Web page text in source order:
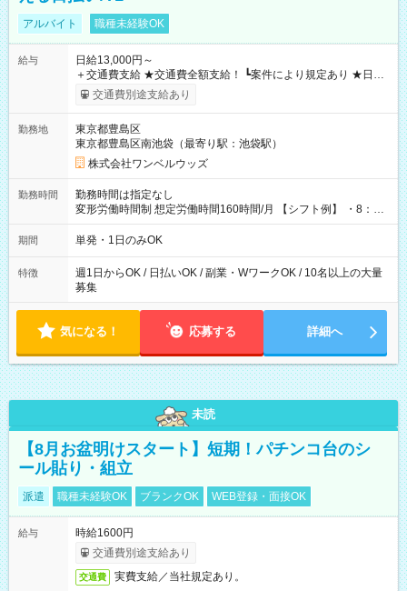
アルバイト 職種未経験OK
給与
日給13,000円～
＋交通費支給 ★交通費全額支給！ ┗案件により規定あり ★日払
いOK！（規定あり） ┗働いたその日に現金GET♪ お仕事後はコ
ンビニATMから 日払い分を引き落とせます！ 【試用期間】試
交通費別途支給あり
勤務地
東京都豊島区
東京都豊島区南池袋（最寄り駅：池袋駅）
株式会社ワンベルウッズ
勤務時間
勤務時間は指定なし
変形労働時間制 想定労働時間160時間/月 【シフト例】 ・8：00
～21：00
期間 単発・1日のみOK
特徴
週1日からOK / 日払いOK / 副業・WワークOK / 10名以上の大量
募集
気になる！ 応募する 詳細へ
未読
【8月お盆明けスタート】短期！パチンコ台のシ
ール貼り・組立
派遣 職種未経験OK ブランクOK WEB登録・面接OK
給与
時給1600円
交通費別途支給あり
交通費 実費支給／当社規定あり。